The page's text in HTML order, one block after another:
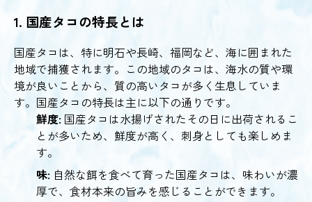
1. 国産タコの特長とは
国産タコは、特に明石や長崎、福岡など、海に囲まれた
地域で捕獲されます。この地域のタコは、海水の質や環
境が良いことから、質の高いタコが多く生息していま
す。国産タコの特長は主に以下の通りです。
鮮度: 国産タコは水揚げされたその日に出荷されるこ
とが多いため、鮮度が高く、刺身としても楽しめま
す。
味: 自然な餌を食べて育った国産タコは、味わいが濃
厚で、食材本来の旨みを感じることができます。